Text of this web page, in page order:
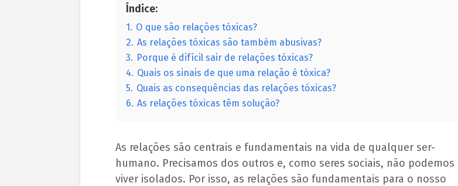
Índice:
1. O que são relações tóxicas?
2. As relações tóxicas são também abusivas?
3. Porque é difícil sair de relações tóxicas?
4. Quais os sinais de que uma relação é tóxica?
5. Quais as consequências das relações tóxicas?
6. As relações tóxicas têm solução?
As relações são centrais e fundamentais na vida de qualquer ser-
humano. Precisamos dos outros e, como seres sociais, não podemos
viver isolados. Por isso, as relações são fundamentais para o nosso